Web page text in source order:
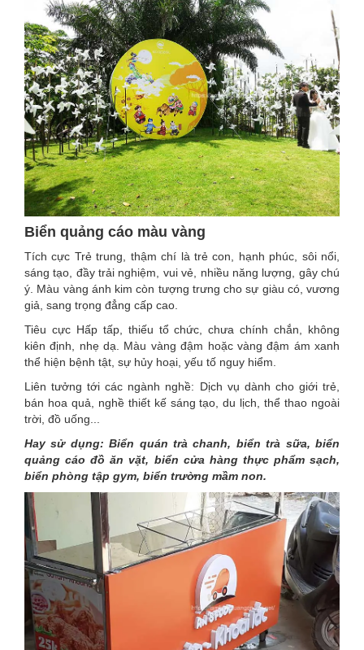
Biển quảng cáo màu vàng
Tích cực Trẻ trung, thậm chí là trẻ con, hạnh phúc, sôi nổi,
sáng tạo, đầy trải nghiệm, vui vẻ, nhiều năng lượng, gây chú
ý. Màu vàng ánh kim còn tượng trưng cho sự giàu có, vương
giả, sang trọng đẳng cấp cao.
Tiêu cực Hấp tấp, thiếu tổ chức, chưa chính chắn, không
kiên định, nhẹ dạ. Màu vàng đậm hoặc vàng đậm ám xanh
thể hiện bệnh tật, sự hủy hoại, yếu tố nguy hiểm.
Liên tưởng tới các ngành nghề: Dịch vụ dành cho giới trẻ,
bán hoa quả, nghề thiết kế sáng tạo, du lịch, thể thao ngoài
trời, đồ uống...
Hay sử dụng: Biển quán trà chanh, biển trà sữa, biển
quảng cáo đồ ăn vặt, biển cửa hàng thực phẩm sạch,
biển phòng tập gym, biển trường mầm non.